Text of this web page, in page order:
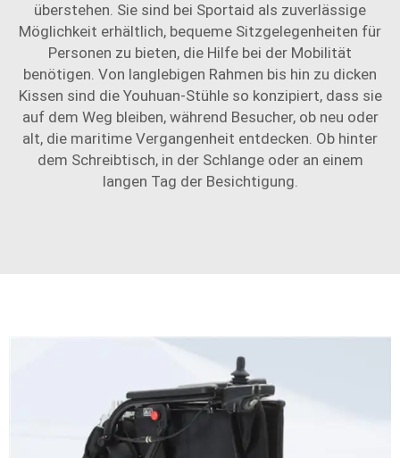
überstehen. Sie sind bei Sportaid als zuverlässige
Möglichkeit erhältlich, bequeme Sitzgelegenheiten für
Personen zu bieten, die Hilfe bei der Mobilität
benötigen. Von langlebigen Rahmen bis hin zu dicken
Kissen sind die Youhuan-Stühle so konzipiert, dass sie
auf dem Weg bleiben, während Besucher, ob neu oder
alt, die maritime Vergangenheit entdecken. Ob hinter
dem Schreibtisch, in der Schlange oder an einem
langen Tag der Besichtigung.